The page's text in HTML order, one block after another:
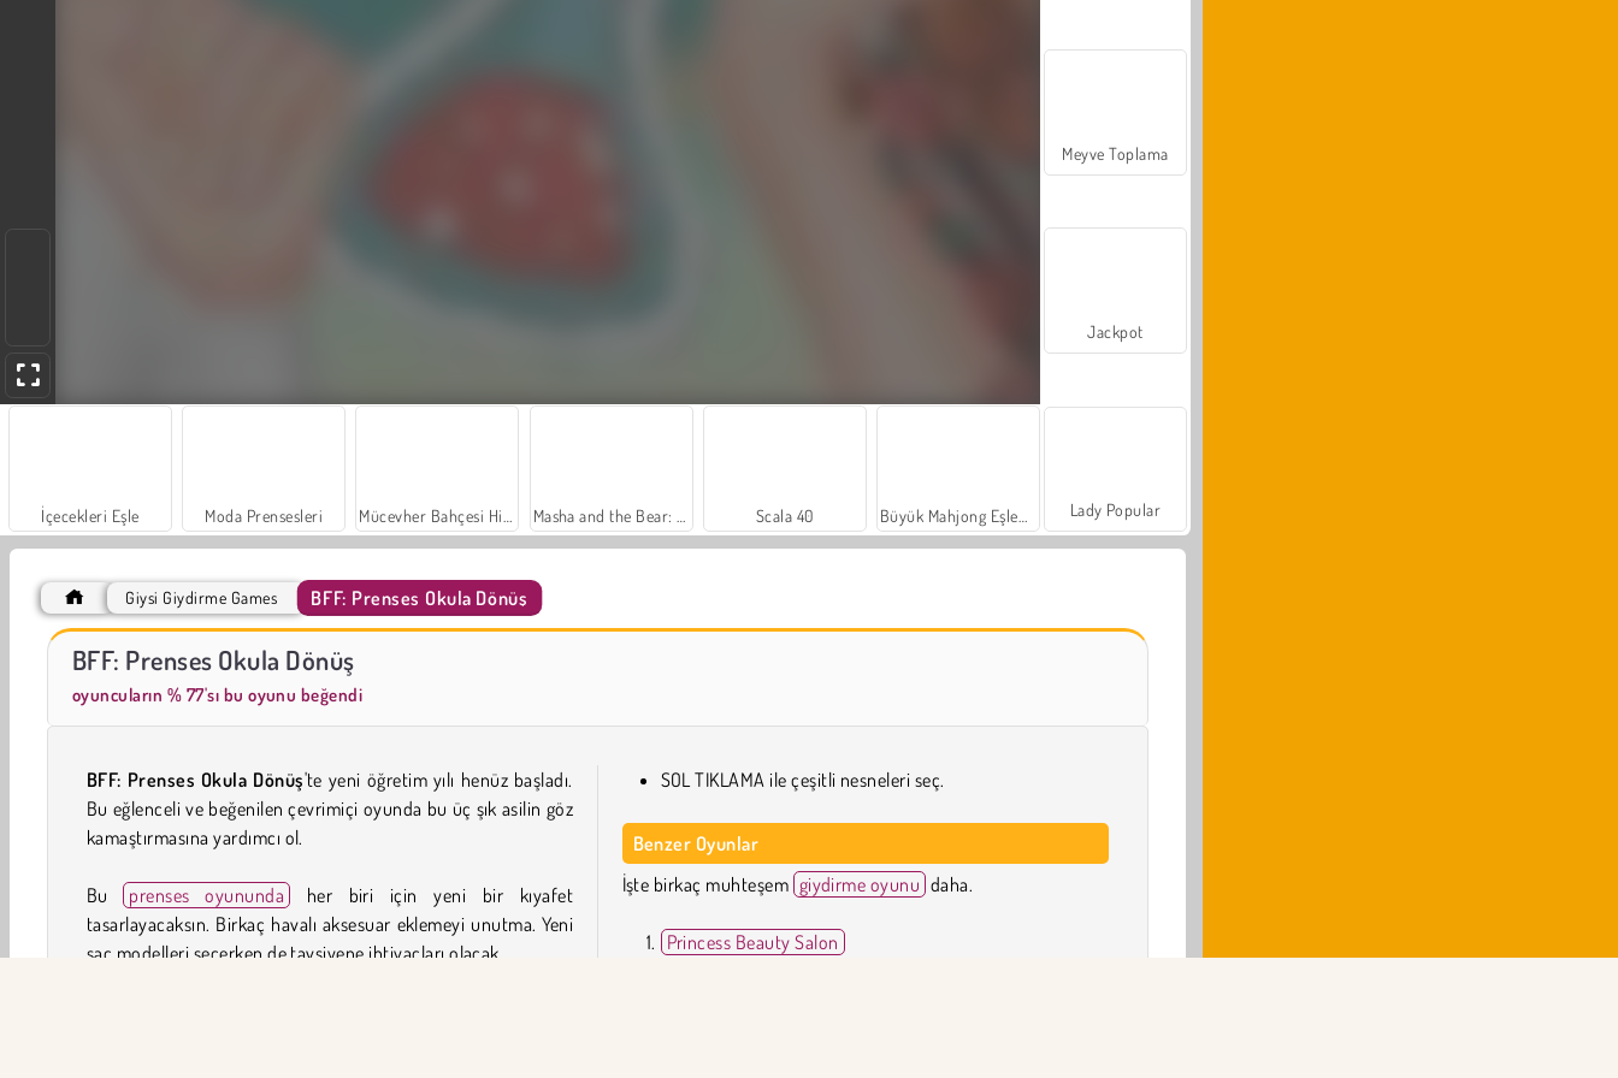
İçecekleri Eşle Moda Prensesleri Scala 40
Farm Merge Valley
Meyve Toplama
Jackpot
Lady Popular
Giysi Giydirme Games BFF: Prenses Okula Dönüş
BFF: Prenses Okula Dönüş
oyuncuların % 77'sı bu oyunu beğendi
BFF: Prenses Okula Dönüş'te yeni öğretim yılı henüz başladı.
Bu eğlenceli ve beğenilen çevrimiçi oyunda bu üç şık asilin göz
kamaştırmasına yardımcı ol.
Bu prenses oyununda
her biri için yeni bir kıyafet
tasarlayacaksın. Birkaç havalı aksesuar eklemeyi unutma. Yeni
saç modelleri seçerken de tavsiyene ihtiyaçları olacak.
SOL TIKLAMA ile çeşitli nesneleri seç.
Benzer Oyunlar
İşte birkaç muhteşem giydirme oyunu daha.
Princess Beauty Salon